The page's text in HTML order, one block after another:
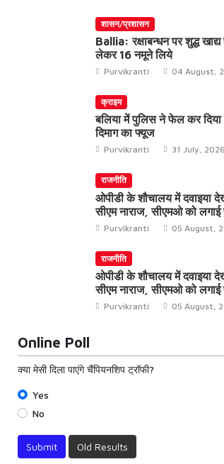
शासन/प्रशासन
Ballia: रक्षाबन्धन पर शुद्ध खाद्य
लेकर 16 नमूने लिये
Purvikranti 04 August,
क्राइम
बलिया में पुलिस ने फेल कर
दिमाग का फ्यूज
Purvikranti 31 July, 2026
राजनीति
ओपीडी के शौचालय में दवाइया
सीएम नाराज, सीएमओ को
Purvikranti 05 August,
राजनीति
ओपीडी के शौचालय में दवाइया
सीएम नाराज, सीएमओ को
Purvikranti 05 August,
Online Poll
क्या मेसी दिला पाएंगे चैंपियनशिप ट्रॉफी?
Yes
No
Submit Old Results